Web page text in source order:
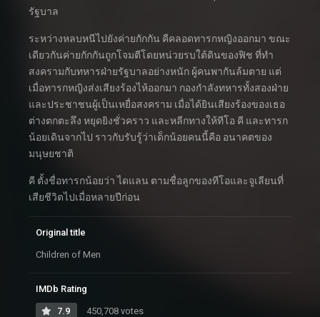
รัฐบาล
ระหว่างหลบหนีไปยังค่ายกักกัน คีคลอดทารกหญิงออกมา ขณะ
เดียวกันค่ายกักกันถูกโจมตีโดยหน่วยรบใต้ดินของฟิช ที่ทำ
สงครามกับทหารฝ่ายรัฐบาลอย่างหนัก ผู้คนพากันล้มตาย แต่
เมื่อทารกหญิงส่งเสียงร้องไห้ออกมา กองกำลังทหารทั้งสองฝ่าย
และประชาชนผู้เป็นเหยื่อสงคราม เมื่อได้ยินเสียงร้องของเธอ
ต่างตกตะลึง หยุดยิงชั่วคราว และหลีกทางให้ทีโอ คี และทารก
น้อยเดินจากไป ราวกับรับรู้ว่าเด็กน้อยคนนี้คือ อนาคตของ
มนุษยชาติ
คี ตั้งชื่อทารกน้อยว่า ไดแลน ตามชื่อลูกของทีโอและจูเลียนที่
เสียชีวิตไปเมื่อหลายปีก่อน
Original title
Children of Men
IMDb Rating
7.9 450,708 votes